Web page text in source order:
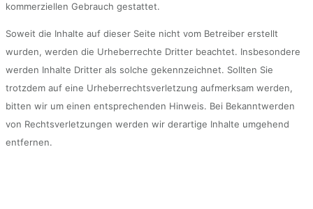
kommerziellen Gebrauch gestattet.
Soweit die Inhalte auf dieser Seite nicht vom Betreiber erstellt
wurden, werden die Urheberrechte Dritter beachtet. Insbesondere
werden Inhalte Dritter als solche gekennzeichnet. Sollten Sie
trotzdem auf eine Urheberrechtsverletzung aufmerksam werden,
bitten wir um einen entsprechenden Hinweis. Bei Bekanntwerden
von Rechtsverletzungen werden wir derartige Inhalte umgehend
entfernen.